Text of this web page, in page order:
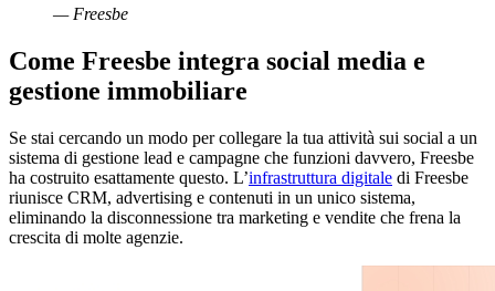
— Freesbe
Come Freesbe integra social media e
gestione immobiliare
Se stai cercando un modo per collegare la tua attività sui social a un
sistema di gestione lead e campagne che funzioni davvero, Freesbe
ha costruito esattamente questo. L’infrastruttura digitale di Freesbe
riunisce CRM, advertising e contenuti in un unico sistema,
eliminando la disconnessione tra marketing e vendite che frena la
crescita di molte agenzie.